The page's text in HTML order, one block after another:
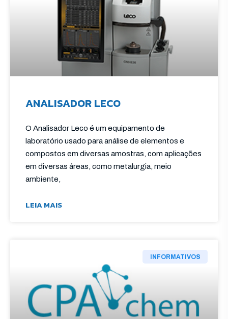
ANALISADOR LECO
O Analisador Leco é um equipamento de
laboratório usado para análise de elementos e
compostos em diversas amostras, com aplicações
em diversas áreas, como metalurgia, meio
ambiente,
LEIA MAIS
INFORMATIVOS